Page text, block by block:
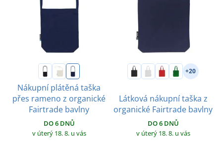
Nákupní plátěná taška
přes rameno z organické
Fairtrade bavlny
DO 6 DNŮ
v úterý 18. 8. u vás
+20
Látková nákupní taška z
organické Fairtrade bavlny
DO 6 DNŮ
v úterý 18. 8. u vás